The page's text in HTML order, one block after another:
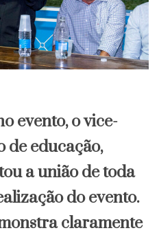
evento, o vice-
de educação,
a união de toda
do evento.
claramente